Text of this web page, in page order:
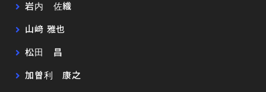
岩内 佐織
山﨑 雅也
松田 昌
加曽利 康之